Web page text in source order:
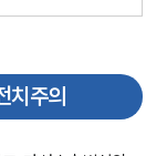
치주의